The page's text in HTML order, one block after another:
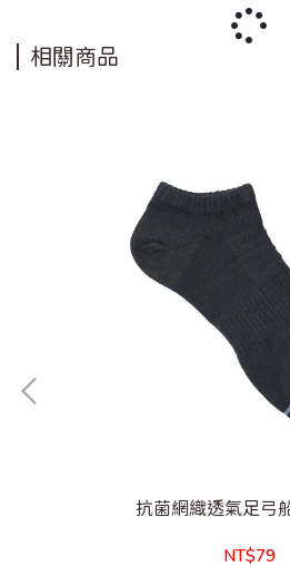
相關商品
抗菌網織透氣足弓
NT$79